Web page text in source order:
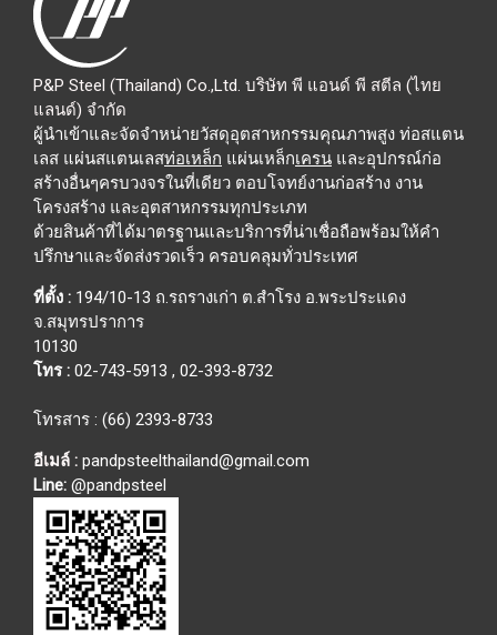
P&P Steel (Thailand) Co.,Ltd. บริษัท พี แอนด์ พี สตีล (ไทย
แลนด์) จำกัด
ผู้นำเข้าและจัดจำหน่ายวัสดุอุตสาหกรรมคุณภาพสูง ท่อสแตน
เลส แผ่นสแตนเลสท่อเหล็ก แผ่นเหล็กเครน และอุปกรณ์ก่อ
สร้างอื่นๆครบวงจรในที่เดียว ตอบโจทย์งานก่อสร้าง งาน
โครงสร้าง และอุตสาหกรรมทุกประเภท
ด้วยสินค้าที่ได้มาตรฐานและบริการที่น่าเชื่อถือพร้อมให้คำ
ปรึกษาและจัดส่งรวดเร็ว ครอบคลุมทั่วประเทศ
ที่ตั้ง : 194/10-13 ถ.รถรางเก่า ต.สำโรง อ.พระประแดง
จ.สมุทรปราการ
10130
โทร : 02-743-5913 , 02-393-8732
โทรสาร : (66) 2393-8733
อีเมล์ : pandpsteelthailand@gmail.com
Line: @pandpsteel